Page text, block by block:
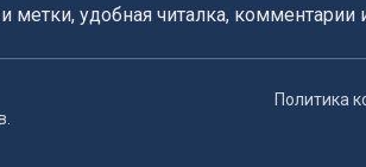
метки, удобная читалка,
Политика